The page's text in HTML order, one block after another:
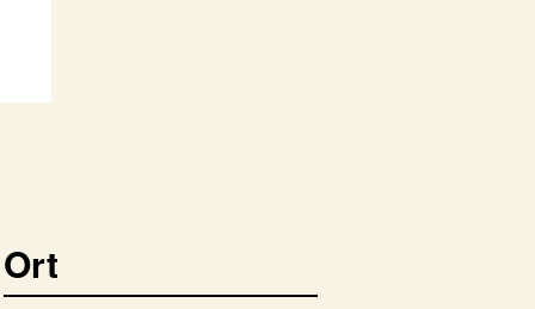
Ort